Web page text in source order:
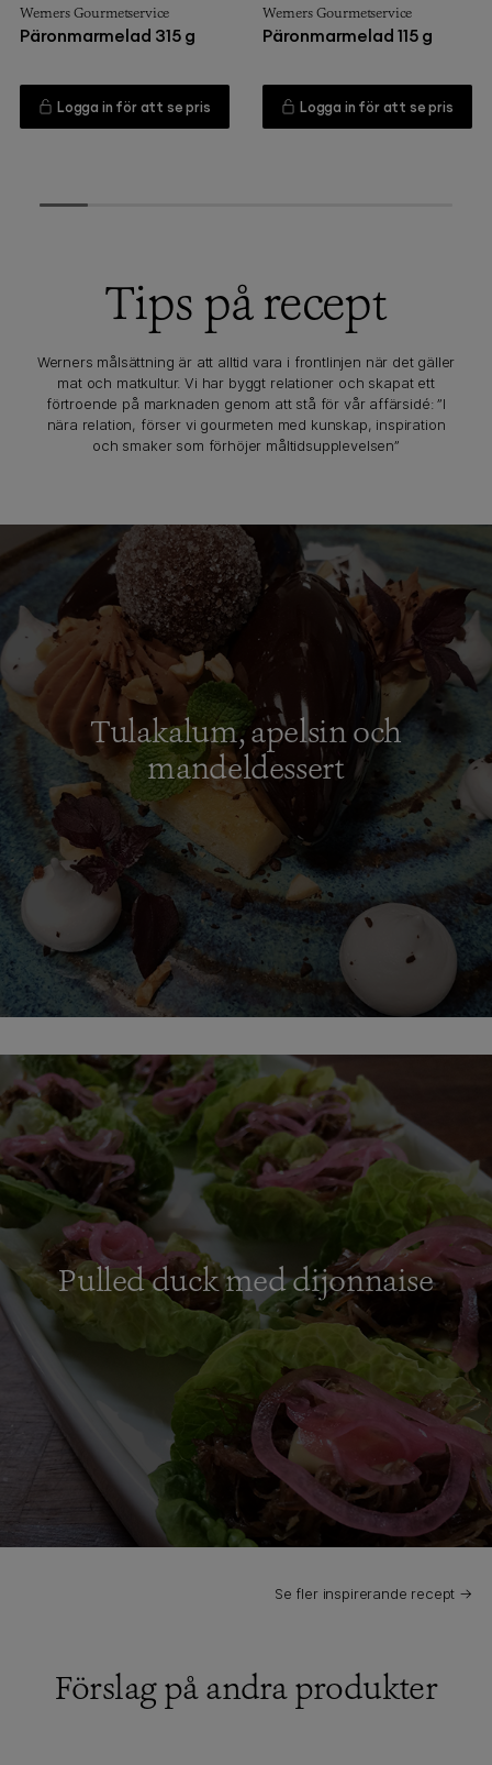
Werners Gourmetservice
Päronmarmelad 315 g
Logga in för att se pris
Werners Gourmetservice
Päronmarmelad 115 g
Logga in för att se pris
Tips på recept
Werners målsättning är att alltid vara i frontlinjen när det gäller
mat och matkultur. Vi har byggt relationer och skapat ett
förtroende på marknaden genom att stå för vår affärsidé: ”I
nära relation, förser vi gourmeten med kunskap, inspiration
och smaker som förhöjer måltidsupplevelsen”
Tulakalum, apelsin och
mandeldessert
Pulled duck med dijonnaise
Se fler inspirerande recept →
Förslag på andra produkter